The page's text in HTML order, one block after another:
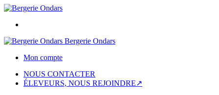
Bergerie Ondars
Mon compte
NOUS CONTACTER
ÉLEVEURS, NOUS REJOINDRE↗